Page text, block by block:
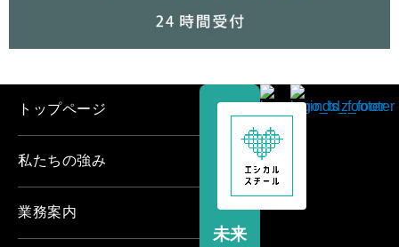
未来
トップページ
私たちの強み
業務案内